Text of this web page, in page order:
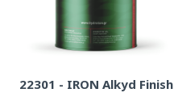
22301 - IRON Alkyd Finish